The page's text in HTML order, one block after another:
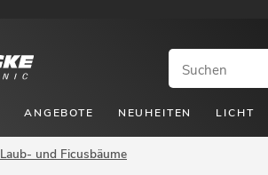
ANGEBOTE NEUHEITEN LICHT
Laub- und Ficusbäume